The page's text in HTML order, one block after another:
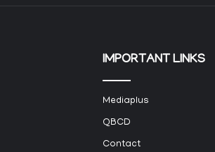
IMPORTANT LINKS
Mediaplus
QBCD
Contact